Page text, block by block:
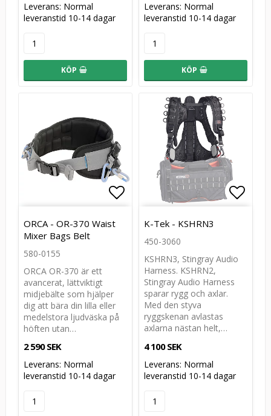
Leverans: Normal
leveranstid 10-14 dagar
KÖP
Leverans: Normal
leveranstid 10-14 dagar
KÖP
Lägg till i favoritlistan
Lägg till i favoritlistan
ORCA - OR-370 Waist
Mixer Bags Belt
580-0155
ORCA OR-370 är ett
avancerat, lättviktigt
midjebälte som hjälper
dig att bära din lilla eller
medelstora ljudväska på
höften utan…
2 590 SEK
Leverans: Normal
leveranstid 10-14 dagar
K-Tek - KSHRN3
450-3060
KSHRN3, Stingray Audio
Harness. KSHRN2,
Stingray Audio Harness
sparar rygg och axlar.
Med den styva
ryggskenan avlastas
axlarna nästan helt,…
4 100 SEK
Leverans: Normal
leveranstid 10-14 dagar